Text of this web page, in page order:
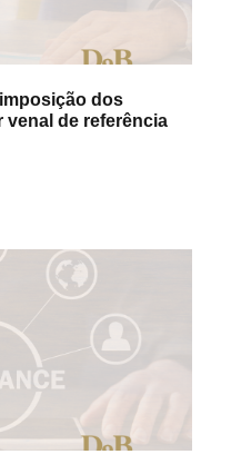
dos
venal de referência